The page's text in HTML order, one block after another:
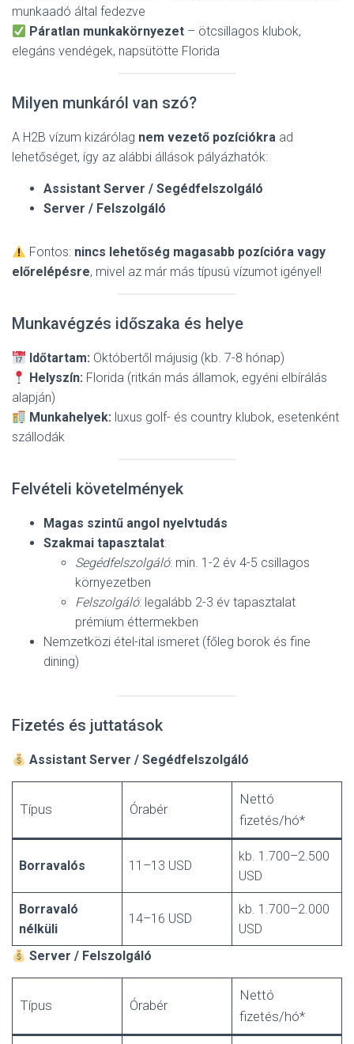
munkaadó által fedezve
Páratlan munkakörnyezet – ötcsillagos klubok,
elegáns vendégek, napsütötte Florida
Milyen munkáról van szó?
A H2B vízum kizárólag nem vezető pozíciókra ad
lehetőséget, így az alábbi állások pályázhatók:
Assistant Server / Segédfelszolgáló
Server / Felszolgáló
Fontos: nincs lehetőség magasabb pozícióra vagy
előrelépésre, mivel az már más típusú vízumot igényel!
Munkavégzés időszaka és helye
Időtartam: Októbertől májusig (kb. 7-8 hónap)
Helyszín: Florida (ritkán más államok, egyéni elbírálás
alapján)
Munkahelyek: luxus golf- és country klubok, esetenként
szállodák
Felvételi követelmények
Magas szintű angol nyelvtudás
Szakmai tapasztalat:
Segédfelszolgáló: min. 1-2 év 4-5 csillagos
környezetben
Felszolgáló: legalább 2-3 év tapasztalat
prémium éttermekben
Nemzetközi étel-ital ismeret (főleg borok és fine
dining)
Fizetés és juttatások
Assistant Server / Segédfelszolgáló
Típus Órabér
Nettó
fizetés/hó*
Borravalós 11–13 USD
kb. 1.700–2.500
USD
Borravaló
nélküli
14–16 USD
kb. 1.700–2.000
USD
Server / Felszolgáló
Típus Órabér
Nettó
fizetés/hó*